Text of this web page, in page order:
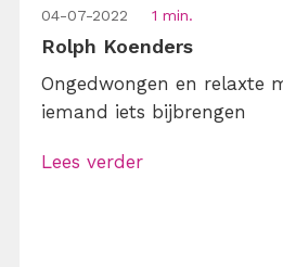
04-07-2022 1 min.
Rolph Koenders
Ongedwongen en relaxte
iemand iets bijbrengen
Lees verder